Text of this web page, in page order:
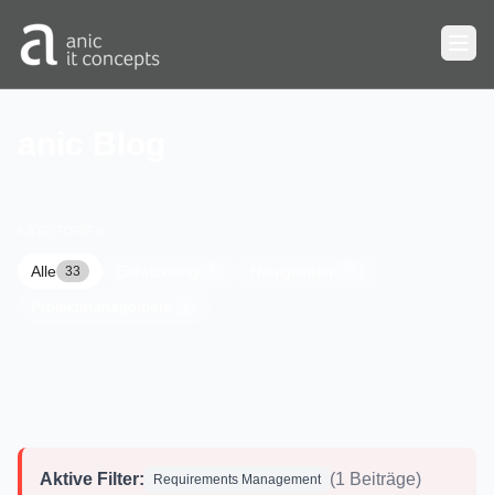
Alle 33
Aktive Filter: Requirements Management (1 Beiträge)